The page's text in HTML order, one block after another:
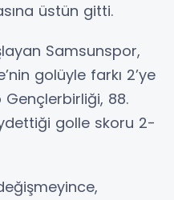
üstün gitti.
Samsunspor,
golüyle farkı 2’ye
Gençlerbirliği, 88.
golle skoru 2-